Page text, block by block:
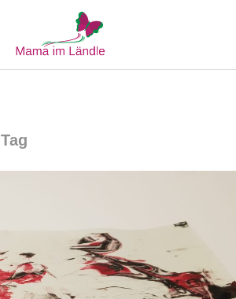
Tag
READ MORE